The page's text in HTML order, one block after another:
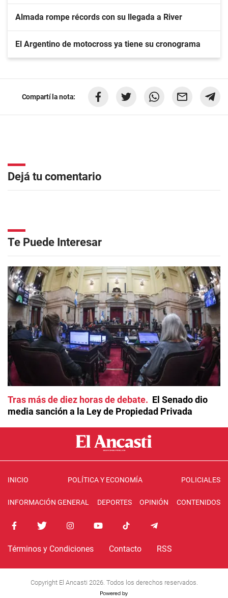
Almada rompe récords con su llegada a River
El Argentino de motocross ya tiene su cronograma
Compartí la nota:
Dejá tu comentario
Te Puede Interesar
Tras más de diez horas de debate
El Senado dio
media sanción a la Ley de Propiedad Privada
INICIO POLÍTICA Y ECONOMÍA POLICIALES
INFORMACIÓN GENERAL DEPORTES OPINIÓN CONTENIDOS
Términos y Condiciones Contacto RSS
Copyright El Ancasti 2026. Todos los derechos reservados.